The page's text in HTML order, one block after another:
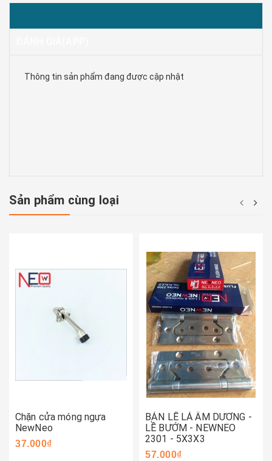
Thông tin sản phẩm đang được cập nhật
Sản phẩm cùng loại
Chặn cửa móng ngựa
NewNeo
37.000₫
BẢN LỀ LÁ ÂM DƯƠNG -
LỀ BƯỚM - NEWNEO
2301 - 5X3X3
57.000₫